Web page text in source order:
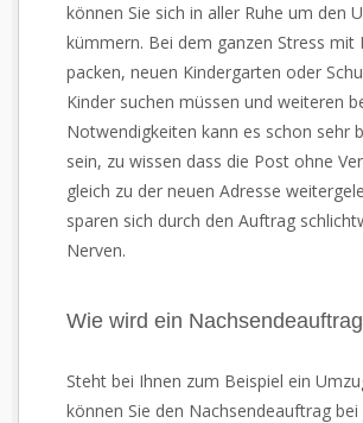
können Sie sich in aller Ruhe um den
kümmern. Bei dem ganzen Stress mit
packen, neuen Kindergarten oder
Kinder suchen müssen und weiteren
Notwendigkeiten kann es schon sehr
sein, zu wissen dass die Post ohne
gleich zu der neuen Adresse
sparen sich durch den Auftrag
Nerven.
Wie wird ein
Steht bei Ihnen zum Beispiel ein
können Sie den Nachsendeauftrag